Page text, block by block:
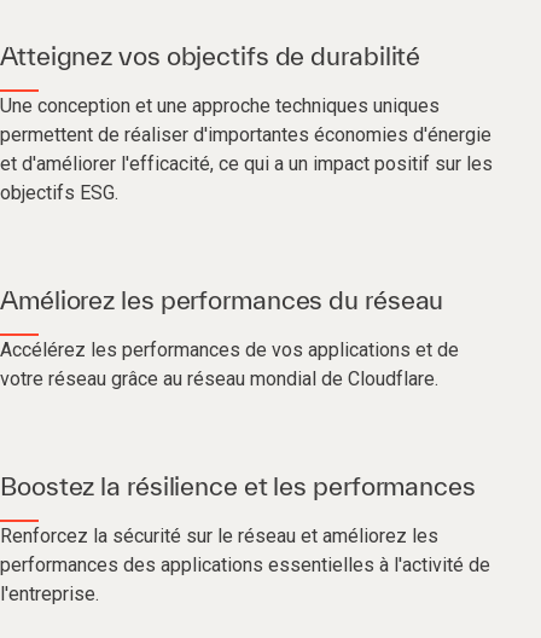
Atteignez vos objectifs de durabilité
Une conception et une approche techniques uniques
permettent de réaliser d'importantes économies d'énergie
et d'améliorer l'efficacité, ce qui a un impact positif sur les
objectifs ESG.
Améliorez les performances du réseau
Accélérez les performances de vos applications et de
votre réseau grâce au réseau mondial de Cloudflare.
Boostez la résilience et les performances
Renforcez la sécurité sur le réseau et améliorez les
performances des applications essentielles à l'activité de
l'entreprise.